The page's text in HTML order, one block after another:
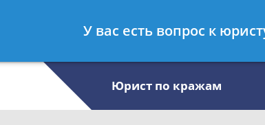
- Семейный юрист, специалист по алиментам
Юрист по кражам
У вас есть вопрос к